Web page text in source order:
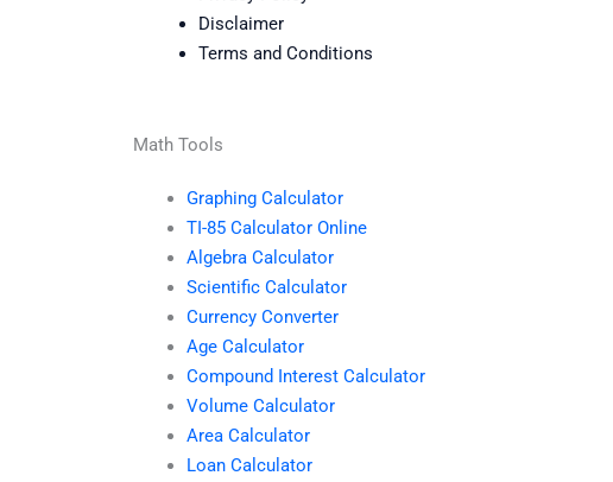
Disclaimer
Terms and Conditions
Math Tools
Graphing Calculator
TI-85 Calculator Online
Algebra Calculator
Scientific Calculator
Currency Converter
Age Calculator
Compound Interest Calculator
Volume Calculator
Area Calculator
Loan Calculator